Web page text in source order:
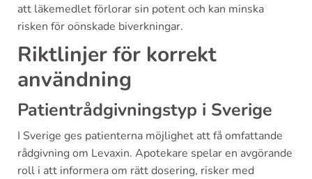
att läkemedlet förlorar sin potent och kan minska
risken för oönskade biverkningar.
Riktlinjer för korrekt
användning
Patientrådgivningstyp i Sverige
I Sverige ges patienterna möjlighet att få omfattande
rådgivning om Levaxin. Apotekare spelar en avgörande
roll i att informera om rätt dosering, risker med